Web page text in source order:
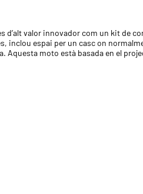
valor innovador com un kit de
inclou espai per un casc on
Aquesta moto està basada en el